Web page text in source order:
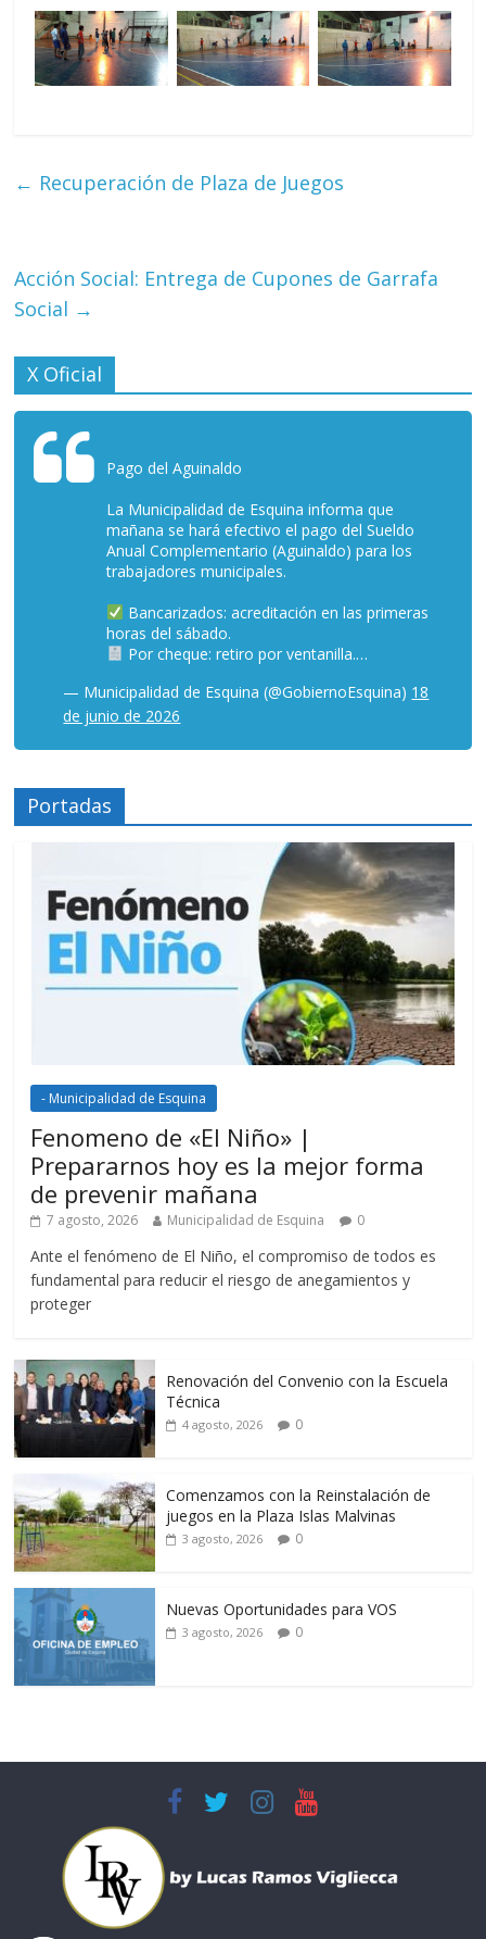
← Recuperación de Plaza de Juegos
Acción Social: Entrega de Cupones de Garrafa
Social →
X Oficial
Pago del Aguinaldo
La Municipalidad de Esquina informa que
mañana se hará efectivo el pago del Sueldo
Anual Complementario (Aguinaldo) para los
trabajadores municipales.
Bancarizados: acreditación en las primeras
horas del sábado.
Por cheque: retiro por ventanilla.…
— Municipalidad de Esquina (@GobiernoEsquina) 18
de junio de 2026
Portadas
- Municipalidad de Esquina
Fenomeno de «El Niño» |
Prepararnos hoy es la mejor forma
de prevenir mañana
7 agosto, 2026 Municipalidad de Esquina 0
Ante el fenómeno de El Niño, el compromiso de todos es
fundamental para reducir el riesgo de anegamientos y
proteger
Renovación del Convenio con la Escuela
Técnica
4 agosto, 2026 0
Comenzamos con la Reinstalación de
juegos en la Plaza Islas Malvinas
3 agosto, 2026 0
Nuevas Oportunidades para VOS
3 agosto, 2026 0